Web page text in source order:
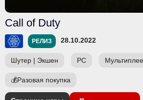
Call of Duty
РЕЛИЗ 28.10.2022
Шутер | Экшен PC
💰Разовая покупка